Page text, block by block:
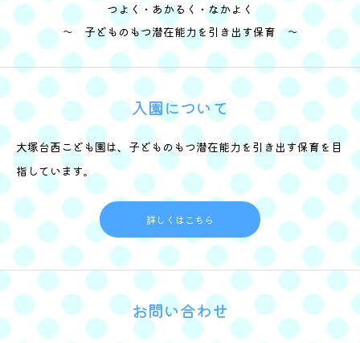
つよく・あかるく・なかよく
～ 子どものもつ潜在能力を引き出す保育 ～
入園について
大塚台西こども園は、子どものもつ潜在能力を引き出す保育を目
指しています。
詳しくはこちら
お問い合わせ